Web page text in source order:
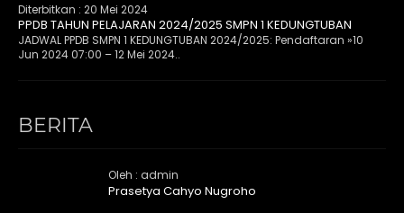
Diterbitkan : 20 Mei 2024
PPDB TAHUN PELAJARAN 2024/2025 SMPN 1 KEDUNGTUBAN
JADWAL PPDB SMPN 1 KEDUNGTUBAN 2024/2025: Pendaftaran »10
Jun 2024 07:00 – 12 Mei 2024..
BERITA
Oleh : admin
Prasetya Cahyo Nugroho